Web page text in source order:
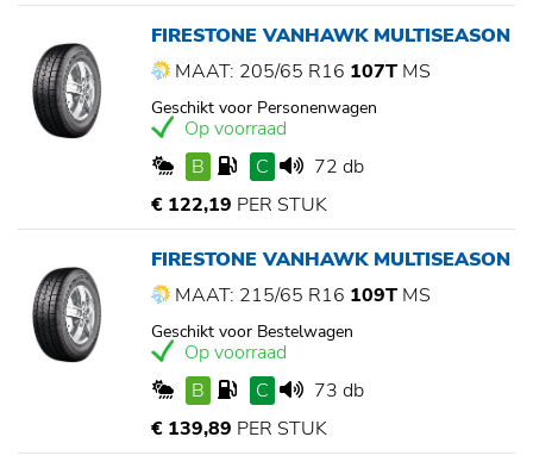
FIRESTONE VANHAWK MULTISEASON
MAAT: 205/65 R16 107T MS
Geschikt voor Personenwagen
Op voorraad
B
C
72 db
€ 122,19 PER STUK
FIRESTONE VANHAWK MULTISEASON
MAAT: 215/65 R16 109T MS
Geschikt voor Bestelwagen
Op voorraad
B
C
73 db
€ 139,89 PER STUK